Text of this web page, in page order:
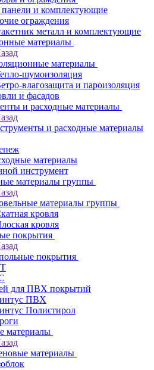
панели и комплектующие
ограждения
металл и комплектующие
материалы
материалы
шумоизоляция
влагозащита и пароизоляция
и фасадов
и расходные материалы
и расходные материалы
материалы
инструмент
материалы группы
материалы группы
кровля
кровля
покрытия
покрытия
для ПВХ покрытий
ПВХ
Полистирол
материалы
материалы